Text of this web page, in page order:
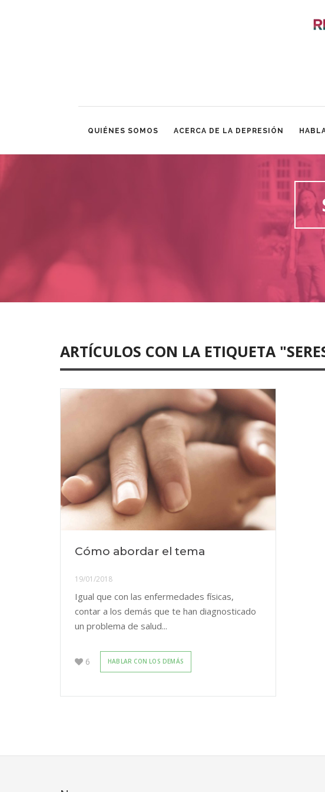
QUIÉNES SOMOS ACERCA DE LA DEPRESIÓN
ARTÍCULOS CON LA ETIQUETA
Cómo abordar el tema
19/01/2018
Igual que con las enfermedades físicas,
contar a los demás que te han diagnosticado
un problema de salud...
6 HABLAR CON LOS DEMÁS